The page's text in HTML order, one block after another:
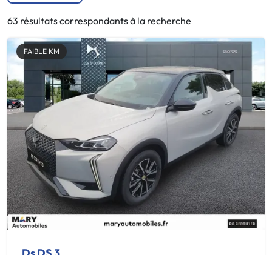
63 résultats correspondants à la recherche
FAIBLE KM